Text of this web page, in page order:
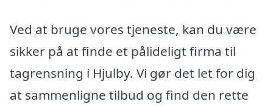
Ved at bruge vores tjeneste, kan du være
sikker på at finde et pålideligt firma til
tagrensning i Hjulby. Vi gør det let for dig
at sammenligne tilbud og find den rette